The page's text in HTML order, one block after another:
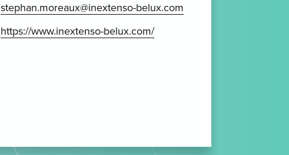
stephan.moreaux@inextenso-belux.com
https://www.inextenso-belux.com/